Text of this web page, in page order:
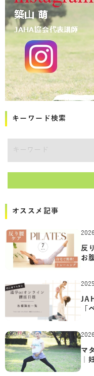
キーワード検索
オススメ記事
反
お
「
マ
｜